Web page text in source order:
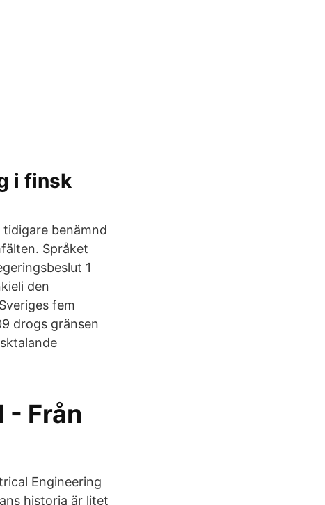
i finsk
tidigare benämnd
Språket
1
den
fem
drogs gränsen
- Från
Engineering
historia är litet